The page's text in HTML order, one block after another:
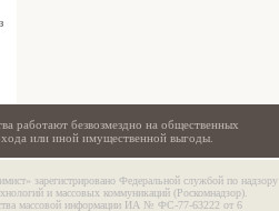
работают безвозмездно на общественных
или иной имущественной выгоды.
зарегистрировано Федеральной службой по надзору
и массовых коммуникаций (Роскомнадзор).
массовой информации ИА № ФС-77-63222 от 6